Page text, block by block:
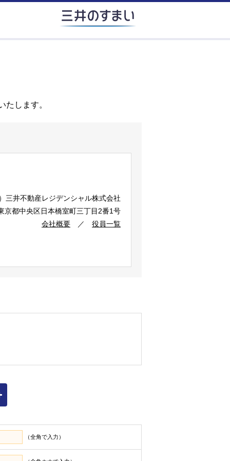
します。
三井不動産レジデンシャル株式会社
都中央区日本橋室町三丁目2番1号
会社概要 ／ 役員一覧
だいた方（以下「お客様」といい
にて利用いたします。
（全角で入力）